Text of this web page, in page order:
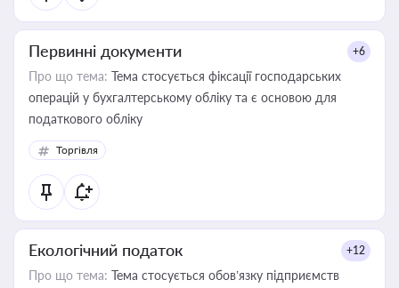
Первинні документи +6
Про що тема: Тема стосується фіксації господарських
операцій у бухгалтерському обліку та є основою для
податкового обліку
Торгівля
Екологічний податок +12
Про що тема: Тема стосується обов’язку підприємств